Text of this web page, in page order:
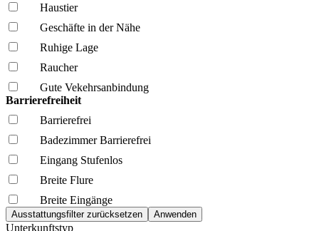
Haustier
Geschäfte in der Nähe
Ruhige Lage
Raucher
Gute Vekehrsanbindung
Barrierefreiheit
Barrierefrei
Badezimmer Barrierefrei
Eingang Stufenlos
Breite Flure
Breite Eingänge
Unterkunftstyp